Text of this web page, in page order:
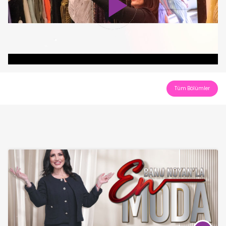
Play
Video
Tüm Bölümler